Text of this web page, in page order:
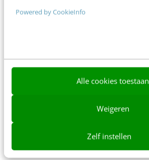
Powered by CookieInfo
Alle cookies toestaan
Weigeren
Zelf instellen
Werken bij
AI & Tech
Marketing
Social